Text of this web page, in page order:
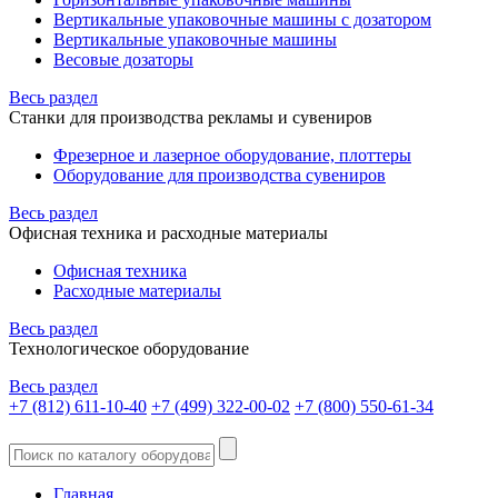
Вертикальные упаковочные машины с дозатором
Вертикальные упаковочные машины
Весовые дозаторы
Весь раздел
Станки для производства рекламы и сувениров
Фрезерное и лазерное оборудование, плоттеры
Оборудование для производства сувениров
Весь раздел
Офисная техника и расходные материалы
Офисная техника
Расходные материалы
Весь раздел
Технологическое оборудование
Весь раздел
+7 (812) 611-10-40 +7 (499) 322-00-02 +7 (800) 550-61-34
Главная